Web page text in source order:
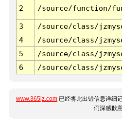
2 /source/function/
3 /source/class/
4
/source/class/
5
/source/class/
6
/source/class/
www.365jz.com 已经将此出错信息详细
们深感歉